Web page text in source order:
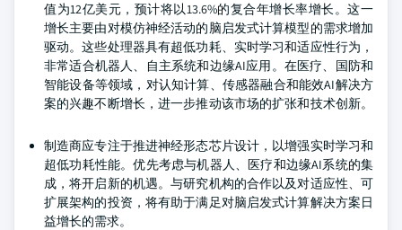
值为12亿美元，预计将以13.6%的复合年增长率增长。这一
增长主要由对模仿神经活动的脑启发式计算模型的需求增加
驱动。这些处理器具有超低功耗、实时学习和适应性行为，
非常适合机器人、自主系统和边缘AI应用。在医疗、国防和
智能设备等领域，对认知计算、传感器融合和能效AI解决方
案的兴趣不断增长，进一步推动该市场的扩张和技术创新。
制造商应专注于推进神经形态芯片设计，以增强实时学习和
超低功耗性能。优先考虑与机器人、医疗和边缘AI系统的集
成，将开启新的机遇。与研究机构的合作以及对适应性、可
扩展架构的投资，将有助于满足对脑启发式计算解决方案日
益增长的需求。